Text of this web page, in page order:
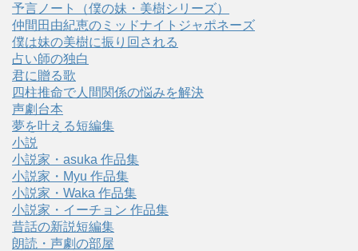
予言ノート（僕の妹・美樹シリーズ）
仲間田由紀恵のミッドナイトジャポネーズ
僕は妹の美樹に振り回される
占い師の独白
君に贈る歌
四柱推命で人間関係の悩みを解決
声劇台本
夢を叶える短編集
小説
小説家・asuka 作品集
小説家・Myu 作品集
小説家・Waka 作品集
小説家・イーチョン 作品集
昔話の新説短編集
朗読・声劇の部屋